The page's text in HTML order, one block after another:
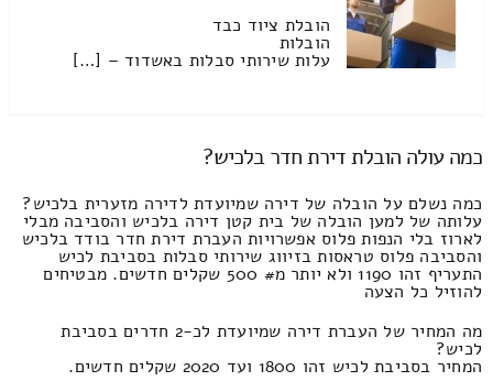
הובלת ציוד כבד
הובלות
עלות שירותי סבלות באשדוד – […]
כמה עולה הובלת דירת חדר בלכיש?
כמה נשלם על הובלה של דירה שמיועדת לדירה מזערית בלכיש?
עלותה של למען הובלה של בית קטן דירה בלכיש והסביבה מבלי
לארוז בלי הנפות פלוס אפשרויות העברת דירת חדר בודד בלכיש
והסביבה פלוס טראסות בזיווג שירותי סבלות בסביבת לכיש
התעריף זהו 1190 ולא יותר מ# 500 שקלים חדשים. מבטיחים
להוזיל כל הצעה
מה המחיר של העברת דירה שמיועדת לכ-2 חדרים בסביבת
לכיש?
המחיר בסביבת לכיש זהו 1800 ועד 2020 שקלים חדשים.